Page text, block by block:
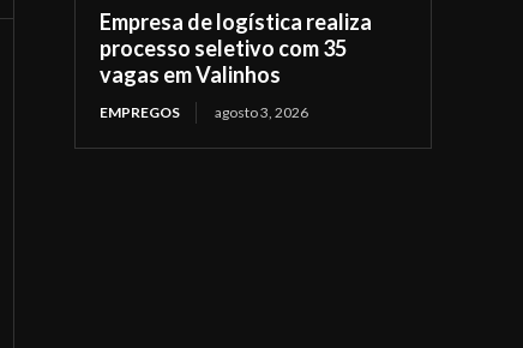
Empresa de logística realiza
processo seletivo com 35
vagas em Valinhos
EMPREGOS agosto 3, 2026